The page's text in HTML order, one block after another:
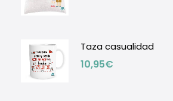
Taza casualidad
10,95€